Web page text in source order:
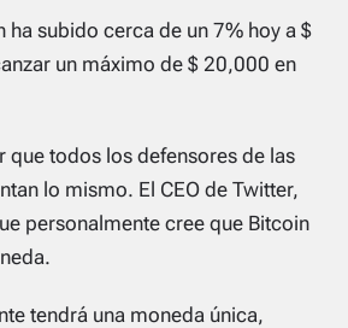
ha subido cerca de un 7% hoy a $
un máximo de $ 20,000 en
que todos los defensores de las
lo mismo. El CEO de Twitter,
personalmente cree que Bitcoin
tendrá una moneda única,